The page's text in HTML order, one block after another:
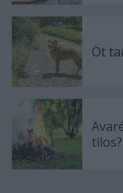
Öt
tilos?